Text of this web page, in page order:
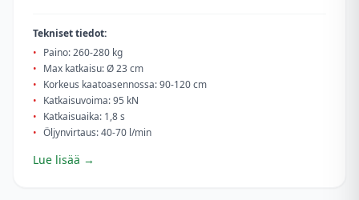
Tekniset tiedot:
• Paino: 260-280 kg
• Max katkaisu: Ø 23 cm
• Korkeus kaatoasennossa: 90-120 cm
• Katkaisuvoima: 95 kN
• Katkaisuaika: 1,8 s
• Öljynvirtaus: 40-70 l/min
Lue lisää →